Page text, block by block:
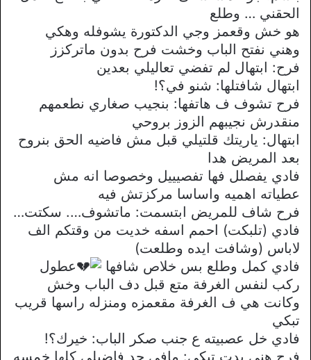
الحقني … وطلع
هو خش وقعمز وجي الدكتورة يشوفله وهكي
وهني نفتح الباب وخشت فرح بدون ماتركزز
فرح: ابتهال لم تفضي تعاليلي بعدين
ابتهال شافتلها: شنو في؟!
فرح تشوف ف هاتفها: بنجيب صغاري نطعمهم
منقدرش نجيبهم الزوز بروحي
ابتهال: ياريتك قلتيلي قبل مش فاضيه الحق بنروح
بعد المريض هدا
فادي يفصلل فها تفصيييل وخصوصا انه مش
عطياته اهميه واساسا مركزتش فيه
فرح شاف للمريض ابتسمت: ماتشوف…. سكتت…
فادي (تلبكت) احمم اسفه خديت من وقتكم الف
لاباس (وشافت ايده وطلعت)
فادي كمل وطلع بس خلاص شافها
عطول
ركب لنفس الغرفة متع قبل دف الباب وخش
وكانت هي ف الغرفة مقعمزه ومنزله راسها قريب
تبكي
فادي خل عصبيته ع جنب صكر الباب: خيرك؟!
فرح هني بدت تبكي: مافي حد فاضيلي كلها خمسه